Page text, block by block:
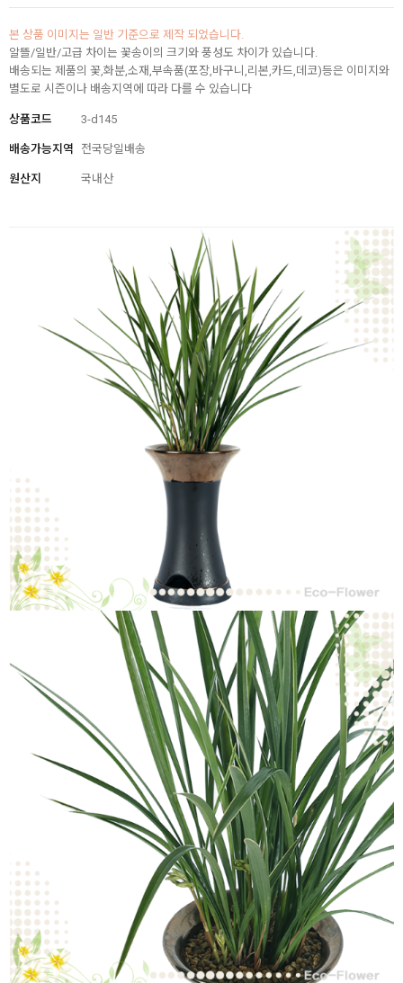
본 상품 이미지는 일반 기준으로 제작 되었습니다.
알뜰/일반/고급 차이는 꽃송이의 크기와 풍성도 차이가 있습니다.
배송되는 제품의 꽃,화분,소재,부속품(포장,바구니,리본,카드,데코)등은 이미지와
별도로 시즌이나 배송지역에 따라 다를 수 있습니다
상품코드 3-d145
배송가능지역 전국당일배송
원산지 국내산